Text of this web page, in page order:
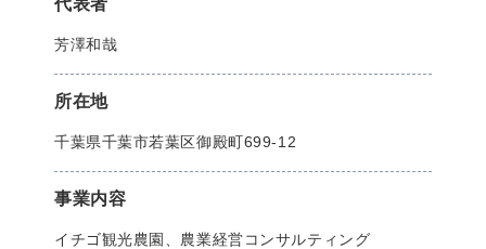
代表者
芳澤和哉
所在地
千葉県千葉市若葉区御殿町699-12
事業内容
イチゴ観光農園、農業経営コンサルティング